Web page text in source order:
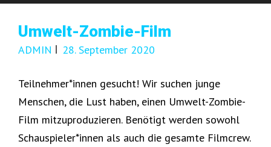
Umwelt-Zombie-Film
ADMIN 28. September 2020
Teilnehmer*innen gesucht! Wir suchen junge
Menschen, die Lust haben, einen Umwelt-Zombie-
Film mitzuproduzieren. Benötigt werden sowohl
Schauspieler*innen als auch die gesamte Filmcrew.